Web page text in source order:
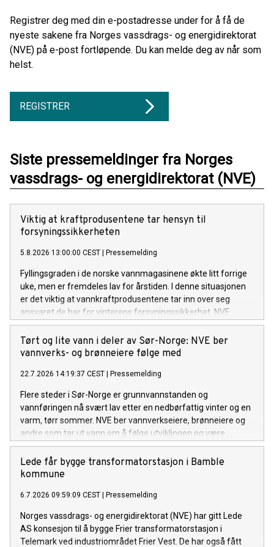
Registrer deg med din e-postadresse under for å få de
nyeste sakene fra Norges vassdrags- og energidirektorat
(NVE) på e-post fortløpende. Du kan melde deg av når som
helst.
REGISTRER
Siste pressemeldinger fra Norges
vassdrags- og energidirektorat (NVE)
Viktig at kraftprodusentene tar hensyn til
forsyningssikkerheten
5.8.2026 13:00:00 CEST Pressemelding
Fyllingsgraden i de norske vannmagasinene økte litt forrige
uke, men er fremdeles lav for årstiden. I denne situasjonen
er det viktig at vannkraftprodusentene tar inn over seg
ansvaret de har for vinterens forsyningssikkerhet. NVE
følger utviklingen av kraftsituasjonen, i tett dialog med
Statnett. Om nødvendig vil NVE innføre en
rapporteringsordning for kraftprodusentene.
Tørt og lite vann i deler av Sør-Norge: NVE ber
vannverks- og brønneiere følge med
22.7.2026 14:19:37 CEST Pressemelding
Flere steder i Sør-Norge er grunnvannstanden og
vannføringen nå svært lav etter en nedbørfattig vinter og en
varm, tørr sommer. NVE ber vannverkseiere, brønneiere og
andre som tar ut vann om å følge utviklingen og være
forberedt på å gjøre vannbesparende tiltak om det ikke
kommer mye regn de neste ukene.
Lede får bygge transformatorstasjon i Bamble
kommune
6.7.2026 09:59:09 CEST Pressemelding
Norges vassdrags- og energidirektorat (NVE) har gitt Lede
AS konsesjon til å bygge Frier transformatorstasjon i
Telemark ved industriområdet Frier Vest. De har også fått